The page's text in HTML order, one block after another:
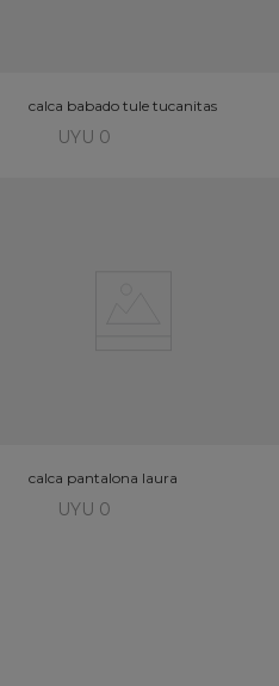
calca babado tule tucanitas
UYU 0
calca pantalona laura
UYU 0